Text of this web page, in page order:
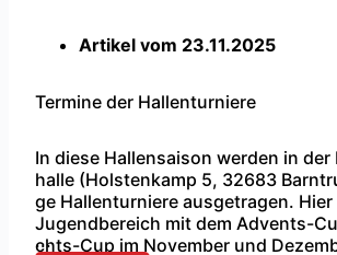
Artikel vom 23.11.2025
Termine der Hallenturniere
In diese Hallensaison werden in
halle (Holstenkamp 5, 32683
ge Hallenturniere ausgetragen.
Jugendbereich mit dem Advents-
chts-Cup im November und
...